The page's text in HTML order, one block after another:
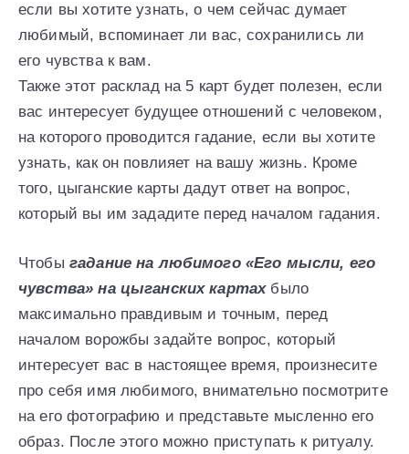
если вы хотите узнать, о чем сейчас думает
любимый, вспоминает ли вас, сохранились ли
его чувства к вам.
Также этот расклад на 5 карт будет полезен, если
вас интересует будущее отношений с человеком,
на которого проводится гадание, если вы хотите
узнать, как он повлияет на вашу жизнь. Кроме
того, цыганские карты дадут ответ на вопрос,
который вы им зададите перед началом гадания.
Чтобы гадание на любимого «Его мысли, его
чувства» на цыганских картахбыло
максимально правдивым и точным, перед
началом ворожбы задайте вопрос, который
интересует вас в настоящее время, произнесите
про себя имя любимого, внимательно посмотрите
на его фотографию и представьте мысленно его
образ. После этого можно приступать к ритуалу.